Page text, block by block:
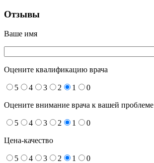
Отзывы
Ваше имя
Оцените квалификацию врача
5 4 3 2 1 0
Оцените внимание врача к вашей проблеме
5 4 3 2 1 0
Цена-качество
5 4 3 2 1
0